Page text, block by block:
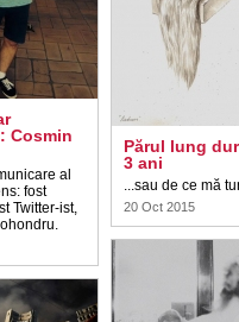
Cosmin
al
fost
Twitter-ist,
Părul lung
3 ani
...sau de ce mă
20 Oct 2015